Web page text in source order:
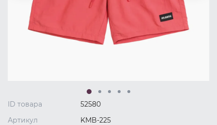
ID товара
52580
Артикул
KMB-225